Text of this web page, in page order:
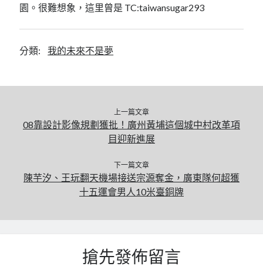
園。很難想象，這里曾是 TC:taiwansugar293
分類: 我的未來不是夢
上一篇文章
08靠設計影像規劃獲批！廣州黃埔這個城中村改革項
目迎新進展
下一篇文章
陳芋汐、王玩翻天機場接送宗源奪金，廣東隊何超獲
十五運會男人10米臺銅牌
搶先發佈留言